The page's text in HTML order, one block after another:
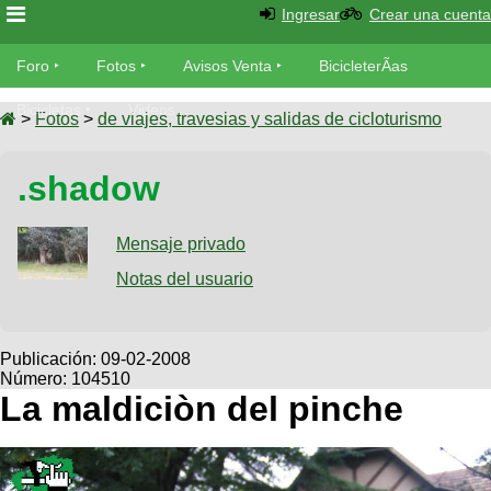
Foro
Foro
MecÃ¡nica
Fotos
SUBÃ
Galeria
Bicicletas
Viajes
Descenso
Dirt
Avisos
Ventas
SUBÃ
Buscar
Ultimos
Fotos
BicicleterÃ­
Bicicletas
Tandem
Videos
Cicloturismo
Ingresar Crear una cuenta
Foro Fotos Avisos Venta BicicleterÃ­as
Bicicletas Videos
> Fotos > de viajes, travesias y salidas de cicloturismo
.shadow
Mensaje privado
Notas del usuario
Publicación: 09-02-2008
Número: 104510
La maldiciòn del pinche